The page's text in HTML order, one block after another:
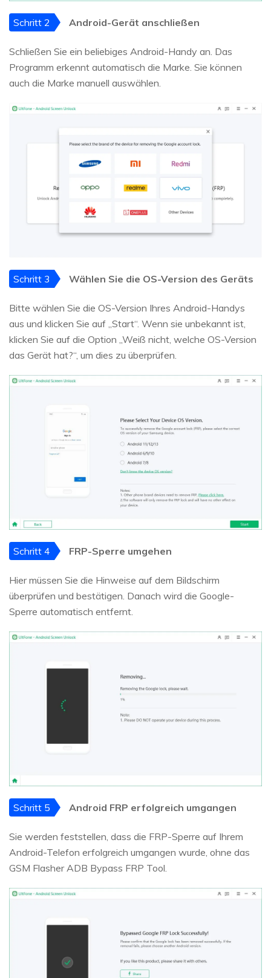
Schritt 2 Android-Gerät anschließen
Schließen Sie ein beliebiges Android-Handy an. Das
Programm erkennt automatisch die Marke. Sie können
auch die Marke manuell auswählen.
Schritt 3 Wählen Sie die OS-Version des Geräts
Bitte wählen Sie die OS-Version Ihres Android-Handys
aus und klicken Sie auf „Start“. Wenn sie unbekannt ist,
klicken Sie auf die Option „Weiß nicht, welche OS-Version
das Gerät hat?“, um dies zu überprüfen.
Schritt 4 FRP-Sperre umgehen
Hier müssen Sie die Hinweise auf dem Bildschirm
überprüfen und bestätigen. Danach wird die Google-
Sperre automatisch entfernt.
Schritt 5 Android FRP erfolgreich umgangen
Sie werden feststellen, dass die FRP-Sperre auf Ihrem
Android-Telefon erfolgreich umgangen wurde, ohne das
GSM Flasher ADB Bypass FRP Tool.